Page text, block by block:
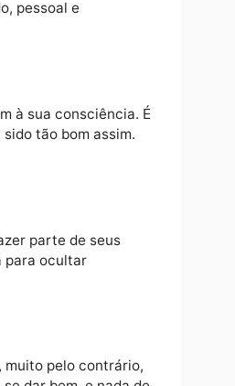
espiritual não nos ignora, e
ao corpo cósmico no
errando, pessoal e
à sua consciência. É
tenha sido tão bom assim.